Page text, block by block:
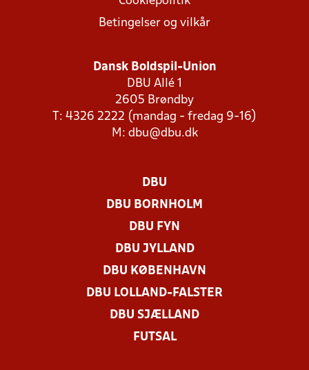
Betingelser og vilkår
Dansk Boldspil-Union
DBU Allé 1
2605 Brøndby
T: 4326 2222 (mandag - fredag 9-16)
M: dbu@dbu.dk
DBU
DBU BORNHOLM
DBU FYN
DBU JYLLAND
DBU KØBENHAVN
DBU LOLLAND-FALSTER
DBU SJÆLLAND
FUTSAL